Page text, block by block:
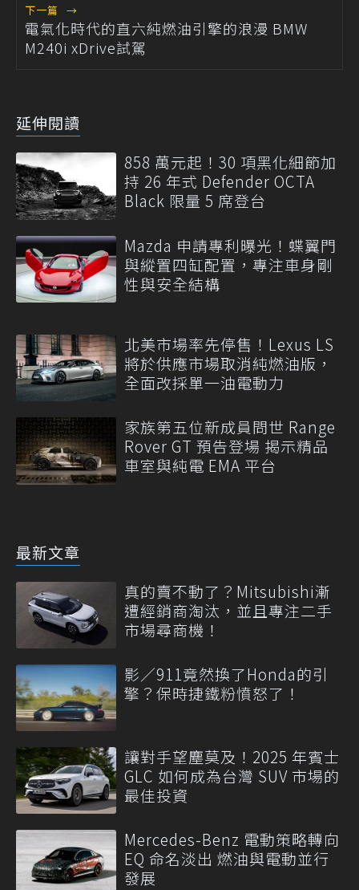
下一篇 →
電氣化時代的直六純燃油引擎的浪漫 BMW
M240i xDrive試駕
延伸閱讀
858 萬元起！30 項黑化細節加
持 26 年式 Defender OCTA
Black 限量 5 席登台
Mazda 申請專利曝光！蝶翼門
與縱置四缸配置，專注車身剛
性與安全結構
北美市場率先停售！Lexus LS
將於供應市場取消純燃油版，
全面改採單一油電動力
家族第五位新成員問世 Range
Rover GT 預告登場 揭示精品
車室與純電 EMA 平台
最新文章
真的賣不動了？Mitsubishi漸
遭經銷商淘汰，並且專注二手
市場尋商機！
影／911竟然換了Honda的引
擎？保時捷鐵粉憤怒了！
讓對手望塵莫及！2025 年賓士
GLC 如何成為台灣 SUV 市場的
最佳投資
Mercedes-Benz 電動策略轉向
EQ 命名淡出 燃油與電動並行
發展